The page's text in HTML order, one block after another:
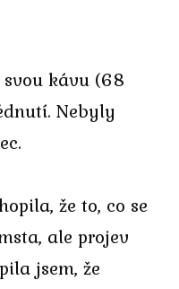
kávu (68
Nebyly
že to, co se
ale projev
jsem, že